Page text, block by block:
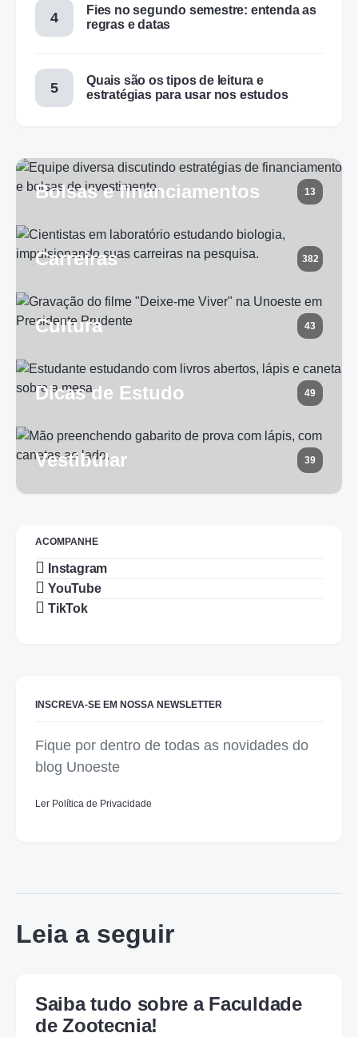
Fies no segundo semestre: entenda as
regras e datas
Quais são os tipos de leitura e
estratégias para usar nos estudos
Bolsas e financiamentos 13
Carreiras 382
Cultura 43
Dicas de Estudo 49
Vestibular 39
ACOMPANHE
Instagram
YouTube
TikTok
INSCREVA-SE EM NOSSA NEWSLETTER
Fique por dentro de todas as novidades do
blog Unoeste
Ler Política de Privacidade
Leia a seguir
Saiba tudo sobre a Faculdade
de Zootecnia!